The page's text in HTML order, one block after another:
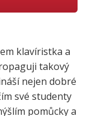
klavíristka a
takový
nejen dobré
své studenty
pomůcky a